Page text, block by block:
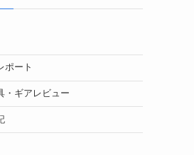
ポート
・ギアレビュー